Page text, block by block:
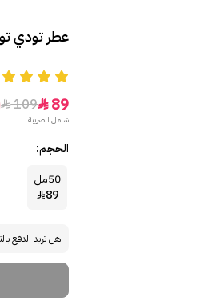
عطر تودي
89

109

شامل الضريبة
الحجم:
50مل
89

هل تريد الدفع